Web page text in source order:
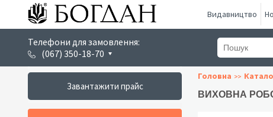
Видавництво
Телефони для замовлення:
(067) 350-18-70
Завантажити прайс
Головна
ВИХОВНА